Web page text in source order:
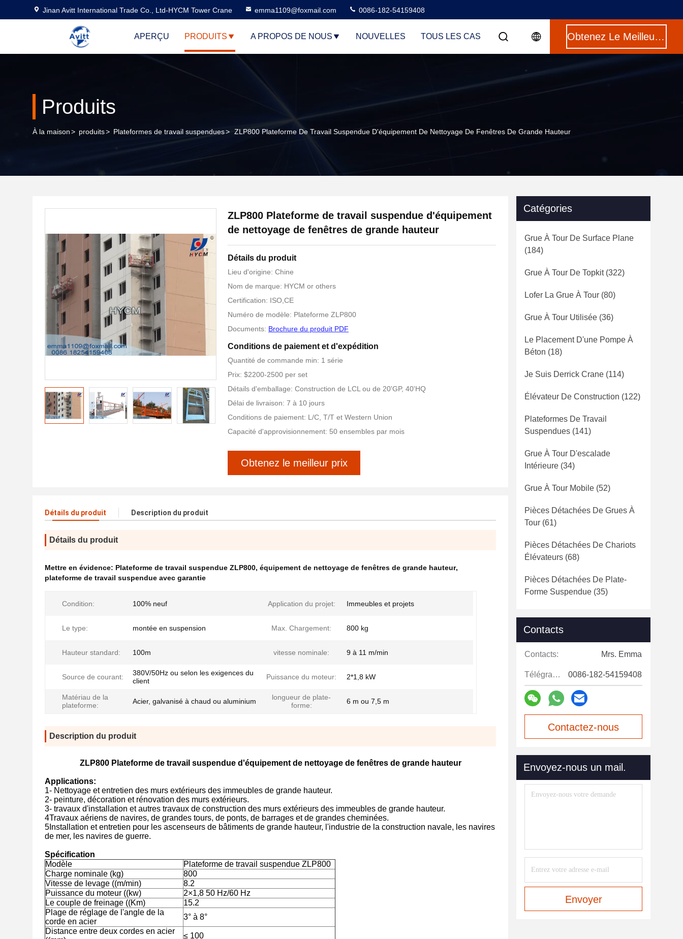
Jinan Avitt International Trade Co., Ltd-HYCM Tower Crane emma1109@foxmail.com 0086-182-54159408
APERÇU PRODUITS A PROPOS DE NOUS NOUVELLES TOUS LES CAS Obtenez Le Meilleur Prix
Produits
À la maison> produits> Plateformes de travail suspendues> ZLP800 Plateforme De Travail Suspendue D'équipement De Nettoyage De Fenêtres De Grande Hauteur
ZLP800 Plateforme de travail suspendue d'équipement
de nettoyage de fenêtres de grande hauteur
Détails du produit
Lieu d'origine: Chine
Nom de marque: HYCM or others
Certification: ISO,CE
Numéro de modèle: Plateforme ZLP800
Documents: Brochure du produit PDF
Conditions de paiement et d'expédition
Quantité de commande min: 1 série
Prix: $2200-2500 per set
Détails d'emballage: Construction de LCL ou de 20'GP, 40'HQ
Délai de livraison: 7 à 10 jours
Conditions de paiement: L/C, T/T et Western Union
Capacité d'approvisionnement: 50 ensembles par mois
Obtenez le meilleur prix
Détails du produit Description du produit
Détails du produit
Mettre en évidence: Plateforme de travail suspendue ZLP800, équipement de nettoyage de fenêtres de grande hauteur,
plateforme de travail suspendue avec garantie
Condition: 100% neuf Application du projet: Immeubles et projets
Le type: montée en suspension Max. Chargement: 800 kg
Hauteur standard: 100m vitesse nominale: 9 à 11 m/min
Source de courant:
380V/50Hz ou selon les exigences du
client
Puissance du moteur: 2*1,8 kW
Matériau de la
plateforme:
Acier, galvanisé à chaud ou aluminium
longueur de plate-
forme:
6 m ou 7,5 m
Description du produit
ZLP800 Plateforme de travail suspendue d'équipement de nettoyage de fenêtres de grande hauteur
Applications:
1- Nettoyage et entretien des murs extérieurs des immeubles de grande hauteur.
2- peinture, décoration et rénovation des murs extérieurs.
3- travaux d'installation et autres travaux de construction des murs extérieurs des immeubles de grande hauteur.
4Travaux aériens de navires, de grandes tours, de ponts, de barrages et de grandes cheminées.
5Installation et entretien pour les ascenseurs de bâtiments de grande hauteur, l'industrie de la construction navale, les navires
de mer, les navires de guerre.
Spécification
Modèle
Plateforme de travail suspendue ZLP800
Charge nominale (kg)
800
Vitesse de levage ((m/min)
8.2
Puissance du moteur ((kw)
2×1,8 50 Hz/60 Hz
Le couple de freinage ((Km)
15.2
Plage de réglage de l'angle de la
corde en acier
3° à 8°
Distance entre deux cordes en acier
≤ 100
Catégories
Grue À Tour De Surface Plane
(184)
Grue À Tour De Topkit(322)
Lofer La Grue À Tour (80)
Grue À Tour Utilisée (36)
Le Placement D'une Pompe À
Béton (18)
Je Suis Derrick Crane (114)
Élévateur De Construction (122)
Plateformes De Travail
Suspendues (141)
Grue À Tour D'escalade
Intérieure (34)
Grue À Tour Mobile (52)
Pièces Détachées De Grues À
Tour (61)
Pièces Détachées De Chariots
Élévateurs (68)
Pièces Détachées De Plate-
Forme Suspendue (35)
Contacts
Contacts: Mrs. Emma
Télégramme: 0086-182-54159408
Contactez-nous
Envoyez-nous un mail.
Envoyer